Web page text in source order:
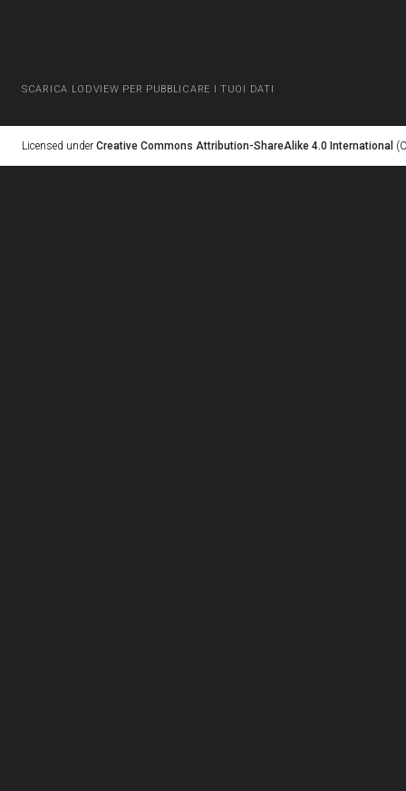
SCARICA LODVIEW PER PUBBLICARE I TUOI DATI
Licensed under Creative Commons Attribution-ShareAlike 4.0 International